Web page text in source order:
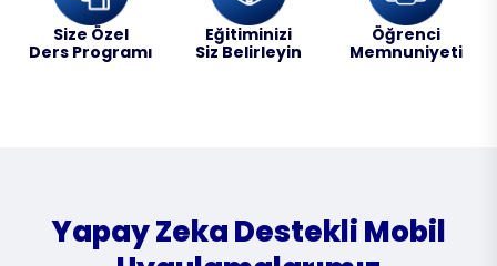
Size Özel
Ders Programı
Eğitiminizi
Siz Belirleyin
Öğrenci
Memnuniyeti
Yapay Zeka Destekli Mobil